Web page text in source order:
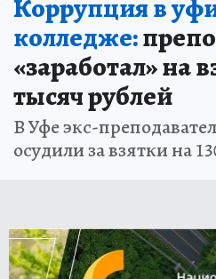
Коррупция в
колледже:
«заработал» на
тысяч рублей
В Уфе экс-
осудили за взятки на